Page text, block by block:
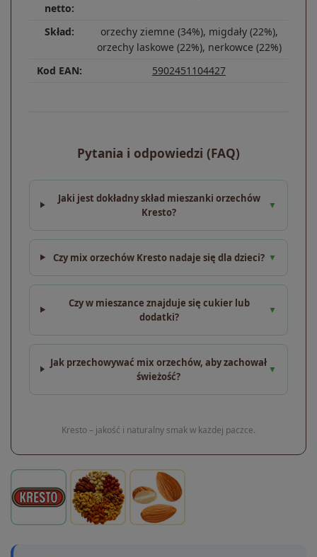
netto:
Skład:
orzechy ziemne (34%), migdały (22%),
orzechy laskowe (22%), nerkowce (22%)
Kod EAN:
5902451104427
Pytania i odpowiedzi (FAQ)
Jaki jest dokładny skład mieszanki orzechów
Kresto?
▼
Czy mix orzechów Kresto nadaje się dla dzieci? ▼
Czy w mieszance znajduje się cukier lub
dodatki?
▼
Jak przechowywać mix orzechów, aby zachował
świeżość?
▼
Kresto – jakość i naturalny smak w każdej paczce.